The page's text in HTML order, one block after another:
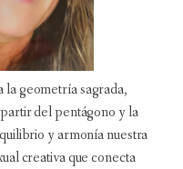
geometría sagrada,
del pentágono y la
y armonía nuestra
creativa que conecta